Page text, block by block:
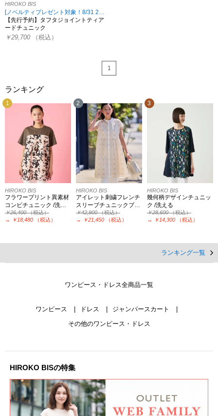
HIROKO BIS
[ノベルティプレゼント対象！8/31 23:59まで HIROKO限定]
【先行予約】タフタジョイントティア
ードチュニック
￥29,700 （税込）
1
ランキング
1
HIROKO BIS
フラワープリント異素材
コンビチュニック /洗…
￥26,400（税込）
→
￥18,480 （税込）
2
HIROKO BIS
アイレット刺繍フレンチ
スリーブチュニックブ…
￥42,900（税込）
→
￥21,450 （税込）
3
HIROKO BIS
幾何柄デザインチュニッ
ク /洗える
￥28,600（税込）
→
￥14,300 （税込）
ランキング一覧
ワンピース・ドレス全商品一覧
ワンピース ドレス
ジャンパースカート
その他のワンピース・ドレス
HIROKO BISの特集